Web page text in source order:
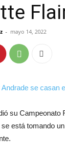
- mayo 14, 2022
su
está tomando